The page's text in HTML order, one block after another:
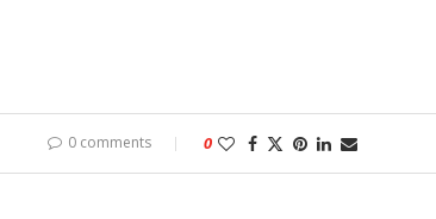
0 comments 0